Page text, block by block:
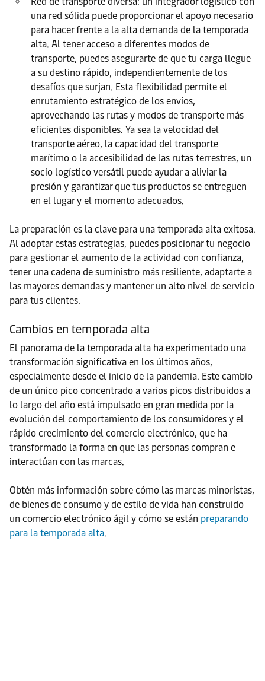
una red sólida puede proporcionar el apoyo necesario
para hacer frente a la alta demanda de la temporada
alta. Al tener acceso a diferentes modos de
transporte, puedes asegurarte de que tu carga llegue
a su destino rápido, independientemente de los
desafíos que surjan. Esta flexibilidad permite el
enrutamiento estratégico de los envíos,
aprovechando las rutas y modos de transporte más
eficientes disponibles. Ya sea la velocidad del
transporte aéreo, la capacidad del transporte
marítimo o la accesibilidad de las rutas terrestres, un
socio logístico versátil puede ayudar a aliviar la
presión y garantizar que tus productos se entreguen
en el lugar y el momento adecuados.
La preparación es la clave para una temporada alta exitosa.
Al adoptar estas estrategias, puedes posicionar tu negocio
para gestionar el aumento de la actividad con confianza,
tener una cadena de suministro más resiliente, adaptarte a
las mayores demandas y mantener un alto nivel de servicio
para tus clientes.
Cambios en temporada alta
El panorama de la temporada alta ha experimentado una
transformación significativa en los últimos años,
especialmente desde el inicio de la pandemia. Este cambio
de un único pico concentrado a varios picos distribuidos a
lo largo del año está impulsado en gran medida por la
evolución del comportamiento de los consumidores y el
rápido crecimiento del comercio electrónico, que ha
transformado la forma en que las personas compran e
interactúan con las marcas.
Obtén más información sobre cómo las marcas minoristas,
de bienes de consumo y de estilo de vida han construido
un comercio electrónico ágil y cómo se están preparando
para la temporada alta.